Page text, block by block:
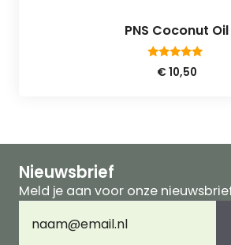
PNS Coconut Oil
5.00
van 5
€10,50
Nieuwsbrief
Meld je aan voor onze
mailadres(Vereist)